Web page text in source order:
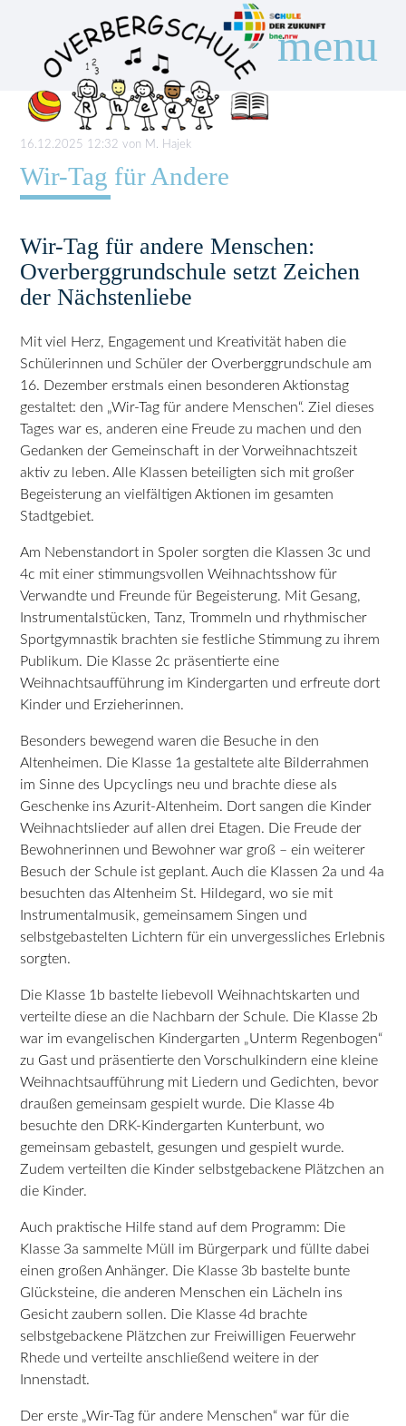
menu
Suchbegriffe
16.12.2025 12:32 von M. Hajek
Wir-Tag für Andere
Wir-Tag für andere Menschen:
Overberggrundschule setzt Zeichen
der Nächstenliebe
Mit viel Herz, Engagement und Kreativität haben die
Schülerinnen und Schüler der Overberggrundschule am
16. Dezember erstmals einen besonderen Aktionstag
gestaltet: den „Wir-Tag für andere Menschen“. Ziel dieses
Tages war es, anderen eine Freude zu machen und den
Gedanken der Gemeinschaft in der Vorweihnachtszeit
aktiv zu leben. Alle Klassen beteiligten sich mit großer
Begeisterung an vielfältigen Aktionen im gesamten
Stadtgebiet.
Am Nebenstandort in Spoler sorgten die Klassen 3c und
4c mit einer stimmungsvollen Weihnachtsshow für
Verwandte und Freunde für Begeisterung. Mit Gesang,
Instrumentalstücken, Tanz, Trommeln und rhythmischer
Sportgymnastik brachten sie festliche Stimmung zu ihrem
Publikum. Die Klasse 2c präsentierte eine
Weihnachtsaufführung im Kindergarten und erfreute dort
Kinder und Erzieherinnen.
Besonders bewegend waren die Besuche in den
Altenheimen. Die Klasse 1a gestaltete alte Bilderrahmen
im Sinne des Upcyclings neu und brachte diese als
Geschenke ins Azurit-Altenheim. Dort sangen die Kinder
Weihnachtslieder auf allen drei Etagen. Die Freude der
Bewohnerinnen und Bewohner war groß – ein weiterer
Besuch der Schule ist geplant. Auch die Klassen 2a und 4a
besuchten das Altenheim St. Hildegard, wo sie mit
Instrumentalmusik, gemeinsamem Singen und
selbstgebastelten Lichtern für ein unvergessliches Erlebnis
sorgten.
Die Klasse 1b bastelte liebevoll Weihnachtskarten und
verteilte diese an die Nachbarn der Schule. Die Klasse 2b
war im evangelischen Kindergarten „Unterm Regenbogen“
zu Gast und präsentierte den Vorschulkindern eine kleine
Weihnachtsaufführung mit Liedern und Gedichten, bevor
draußen gemeinsam gespielt wurde. Die Klasse 4b
besuchte den DRK-Kindergarten Kunterbunt, wo
gemeinsam gebastelt, gesungen und gespielt wurde.
Zudem verteilten die Kinder selbstgebackene Plätzchen an
die Kinder.
Auch praktische Hilfe stand auf dem Programm: Die
Klasse 3a sammelte Müll im Bürgerpark und füllte dabei
einen großen Anhänger. Die Klasse 3b bastelte bunte
Glücksteine, die anderen Menschen ein Lächeln ins
Gesicht zaubern sollen. Die Klasse 4d brachte
selbstgebackene Plätzchen zur Freiwilligen Feuerwehr
Rhede und verteilte anschließend weitere in der
Innenstadt.
Der erste „Wir-Tag für andere Menschen“ war für die